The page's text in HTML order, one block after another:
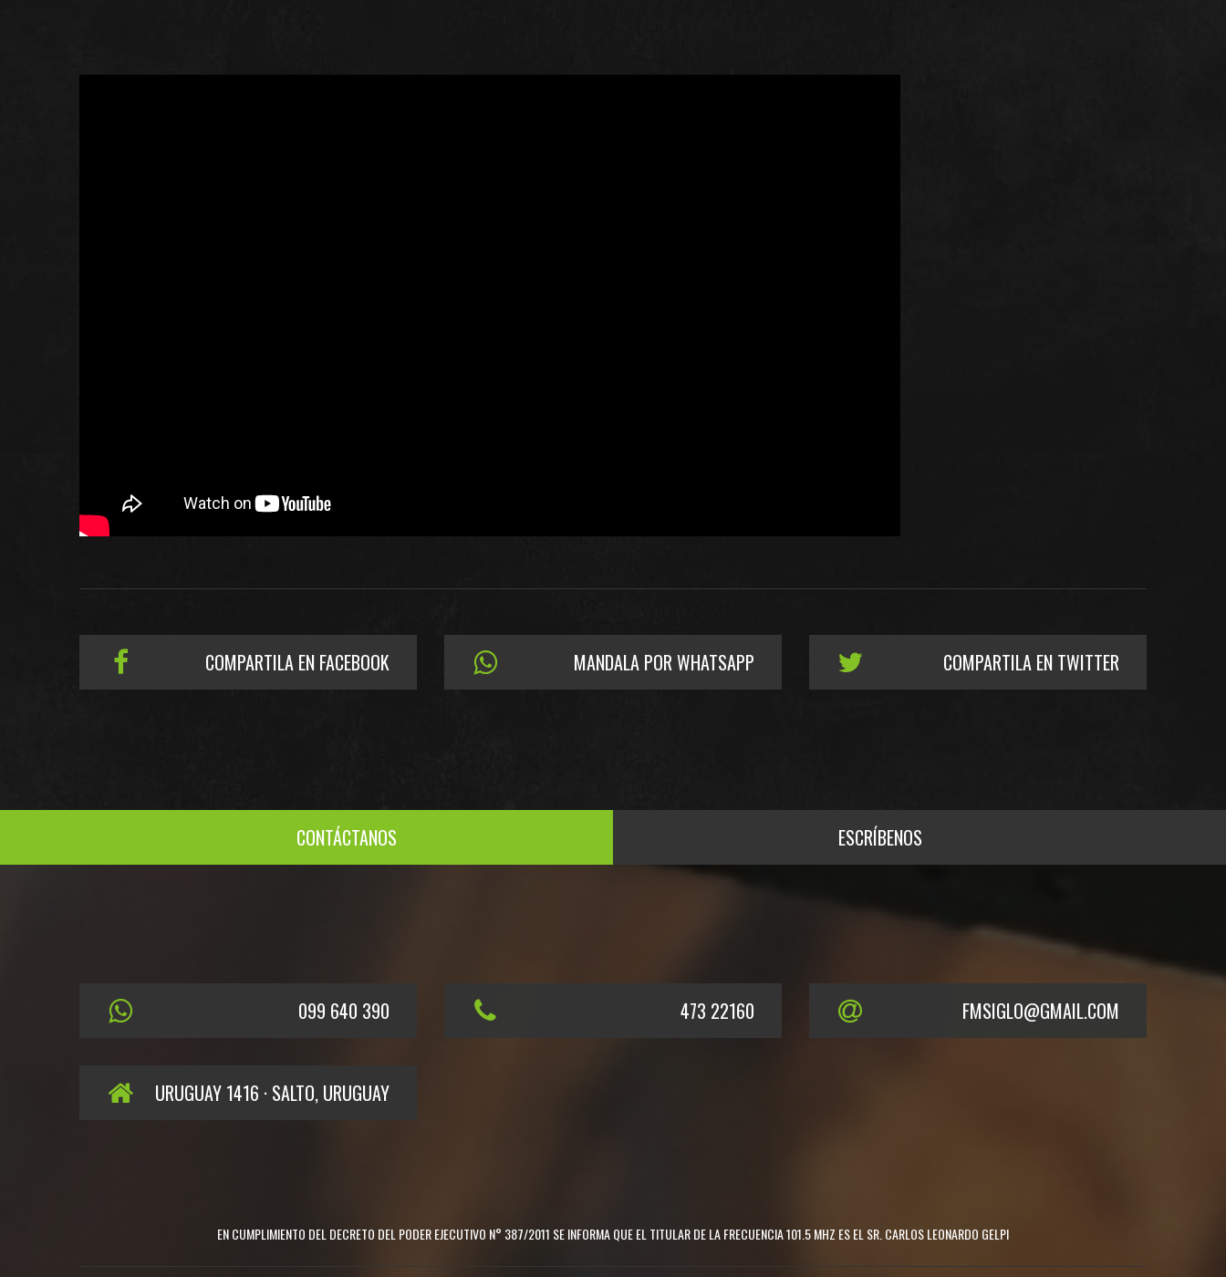
COMPARTILA EN FACEBOOK MANDALA POR WHATSAPP COMPARTILA EN TWITTER
CONTÁCTANOS ESCRÍBENOS
099 640 390 473 22160 FMSIGLO@GMAIL.COM
URUGUAY 1416 · SALTO, URUGUAY
EN CUMPLIMIENTO DEL DECRETO DEL PODER EJECUTIVO N° 387/2011 SE INFORMA QUE EL TITULAR DE LA FRECUENCIA 101.5 MHZ ES EL SR. CARLOS LEONARDO GELPI